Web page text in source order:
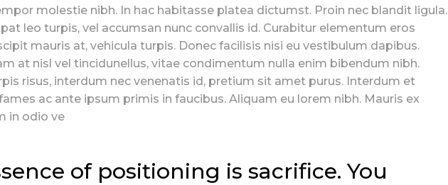
molestie nibh. In hac habitasse platea dictumst. Proin nec blandit ligula.
leo turpis, vel accumsan nunc convallis id. Curabitur elementum eros
mauris at, vehicula turpis. Donec facilisis nisi eu vestibulum dapibus.
at nisl vel tincidunellus, vitae condimentum nulla enim bibendum nibh.
risus, interdum nec venenatis id, pretium sit amet purus. Interdum et
ac ante ipsum primis in faucibus. Aliquam eu lorem nibh. Mauris ex
in odio ve
of positioning is sacrifice. You